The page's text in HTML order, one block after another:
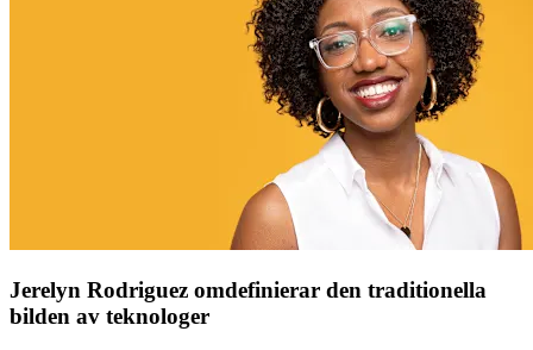
Jerelyn Rodriguez omdefinierar den traditionella
bilden av teknologer